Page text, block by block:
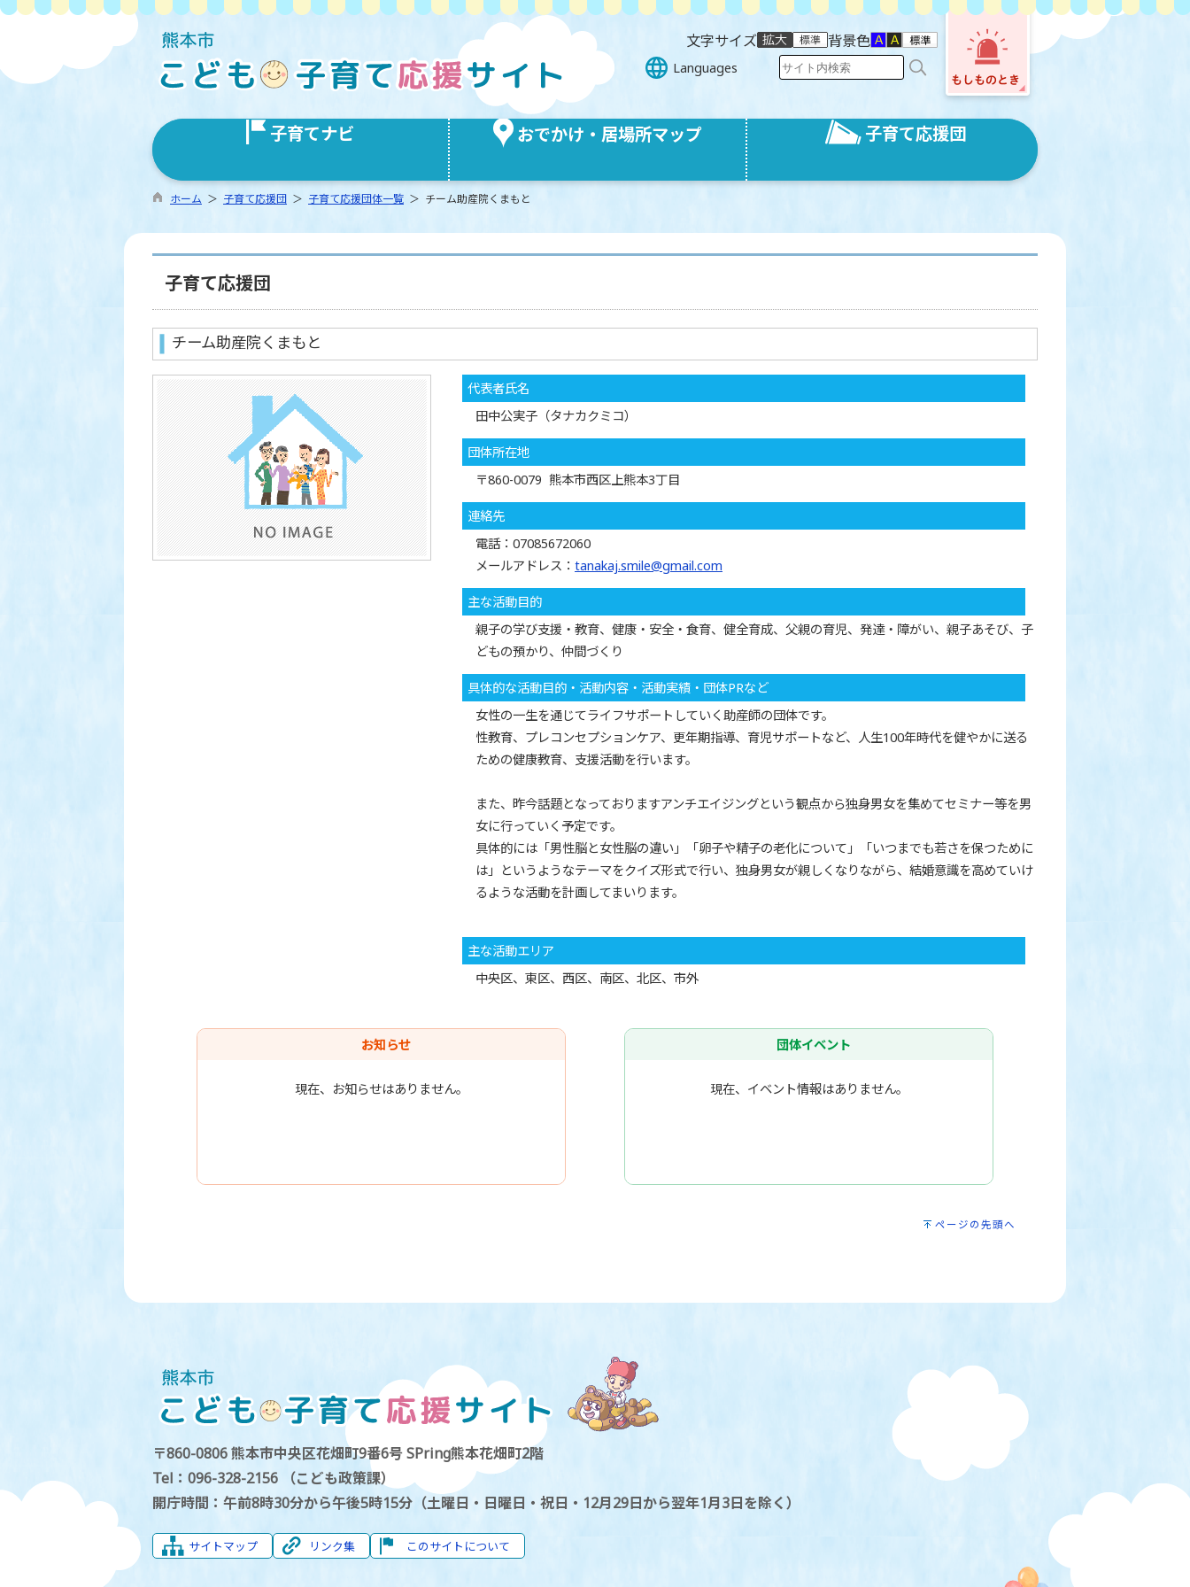
文字サイズ 背景色
Languages
子育てナビ おでかけ・居場所マップ 子育て応援団
ホーム ＞ 子育て応援団 ＞ 子育て応援団体一覧 ＞ チーム助産院くまもと
子育て応援団
チーム助産院くまもと
代表者氏名
田中公実子（タナカクミコ）
団体所在地
〒860-0079 熊本市西区上熊本3丁目
連絡先
電話：07085672060
メールアドレス： tanakaj.smile@gmail.com
主な活動目的
親子の学び支援・教育、健康・安全・食育、健全育成、父親の育児、発達・障がい、親子あそび、子
どもの預かり、仲間づくり
具体的な活動目的・活動内容・活動実績・団体PRなど
女性の一生を通じてライフサポートしていく助産師の団体です。
性教育、プレコンセプションケア、更年期指導、育児サポートなど、人生100年時代を健やかに送る
ための健康教育、支援活動を行います。
また、昨今話題となっておりますアンチエイジングという観点から独身男女を集めてセミナー等を男
女に行っていく予定です。
具体的には「男性脳と女性脳の違い」「卵子や精子の老化について」「いつまでも若さを保つために
は」というようなテーマをクイズ形式で行い、独身男女が親しくなりながら、結婚意識を高めていけ
るような活動を計画してまいります。
主な活動エリア
中央区、東区、西区、南区、北区、市外
お知らせ
現在、お知らせはありません。
団体イベント
現在、イベント情報はありません。
ページの先頭へ
〒860-0806 熊本市中央区花畑町9番6号 SPring熊本花畑町2階
Tel：096-328-2156 （こども政策課）
開庁時間：午前8時30分から午後5時15分（土曜日・日曜日・祝日・12月29日から翌年1月3日を除く）
サイトマップ リンク集 このサイトについて